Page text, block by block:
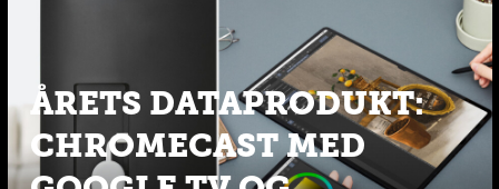
ÅRETS DATAPRODUKT:
CHROMECAST MED